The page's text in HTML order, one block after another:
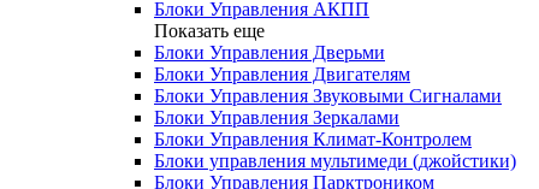
Блоки Управления АКПП
Показать еще
Блоки Управления Дверьми
Блоки Управления Двигателям
Блоки Управления Звуковыми Сигналами
Блоки Управления Зеркалами
Блоки Управления Климат-Контролем
Блоки управления мультимеди (джойстики)
Блоки Управления Парктроником